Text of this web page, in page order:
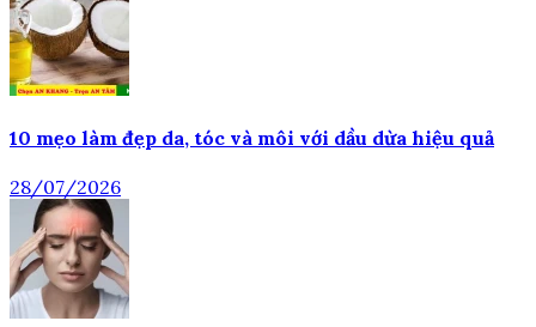
10 mẹo làm đẹp da, tóc và môi với dầu dừa hiệu quả
28/07/2026